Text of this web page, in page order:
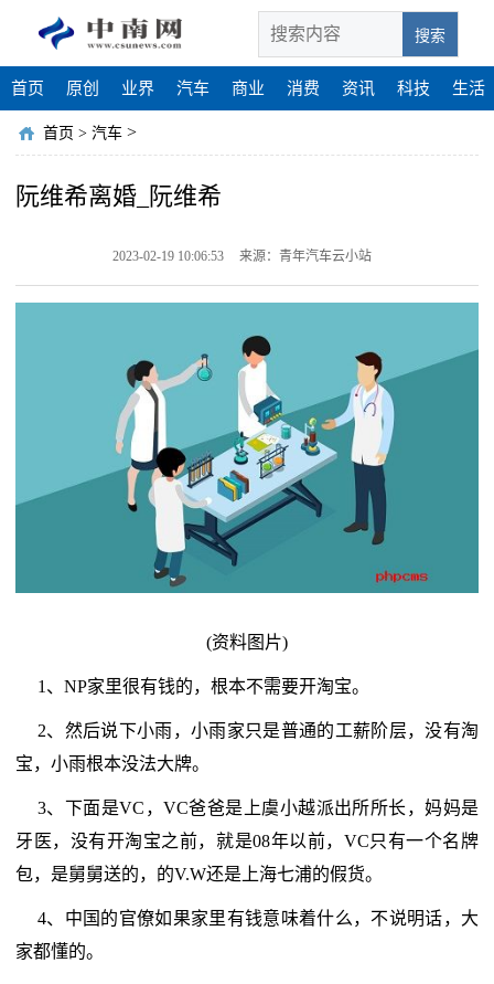
搜索
首页 原创 业界 汽车 商业 消费 资讯 科技 生活
首页 > 汽车 >
阮维希离婚_阮维希
2023-02-19 10:06:53 来源：青年汽车云小站
(资料图片)
1、NP家里很有钱的，根本不需要开淘宝。
2、然后说下小雨，小雨家只是普通的工薪阶层，没有淘
宝，小雨根本没法大牌。
3、下面是VC，VC爸爸是上虞小越派出所所长，妈妈是
牙医，没有开淘宝之前，就是08年以前，VC只有一个名牌
包，是舅舅送的，的V.W还是上海七浦的假货。
4、中国的官僚如果家里有钱意味着什么，不说明话，大
家都懂的。